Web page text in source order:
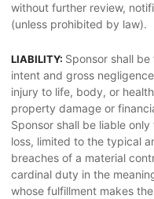
without further review,
(unless prohibited by law).
LIABILITY: Sponsor shall
intent and gross
injury to life, body, or
property damage or
Sponsor shall be liable
loss, limited to the typical
breaches of a material
cardinal duty in the
whose fulfillment makes